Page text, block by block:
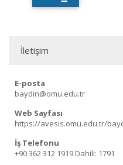
İletişim
E-posta
baydin@omu.edu.tr
Web Sayfası
https://avesis.omu.edu.tr/
İş Telefonu
+90 362 312 1919 Dahili: 1791